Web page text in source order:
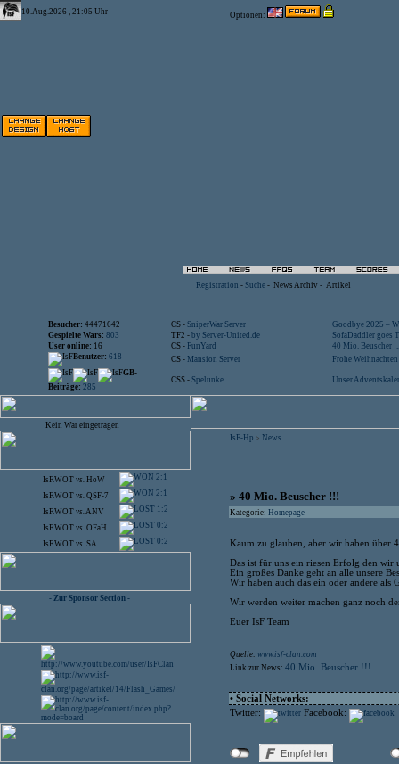
10.Aug.2026 , 21:05 Uhr Optionen:
Registration - Suche - News Archiv - Artikel
Besucher: 44471642 CS - SniperWar Server
Goodbye 2025 –
Gespielte Wars: 803 TF2 - by Server-United.de
SofaDaddler goes
User online: 16 CS - FunYard
40 Mio. Beuscher
Benutzer: 618 CS - Mansion Server
Frohe
GB-
Beiträge: 285
CSS - Spelunke Unser
Kein War eingetragen
IsF.WOT vs. HoW 2:1
IsF.WOT vs. QSF-7 2:1
IsF.WOT vs.ANV 1:2
IsF.WOT vs. OFaH 0:2
IsF.WOT vs. SA 0:2
- Zur Sponsor Section -
IsF-Hp > News
» 40 Mio. Beuscher !!!
Kategorie: Homepage
Kaum zu glauben, aber wir haben über
Das ist für uns ein riesen Erfolg den wir
Ein großes Danke geht an alle unsere
Wir haben auch das ein oder andere als
Wir werden weiter machen ganz noch
Euer IsF Team
Quelle: www.isf-clan.com
Link zur News: 40 Mio. Beuscher !!!
• Social Networks:
Twitter:
Facebook: